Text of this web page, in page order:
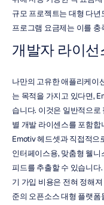
규모 프로젝트는 대형 다
프로그램 요금제는 이를 충
개발자 라이선
나만의 고유한 애플리케이
는 목적을 가지고 있다면,
습니다. 이것은 일반적으로
별 개발 라이센스를 포함
Emotiv 헤드셋과 직접적으
인터페이스용, 맞춤형 웰니
피드를 추출할 수 있습니
기 가입 비용은 전혀 정해
준의 오픈소스 대형 플랫